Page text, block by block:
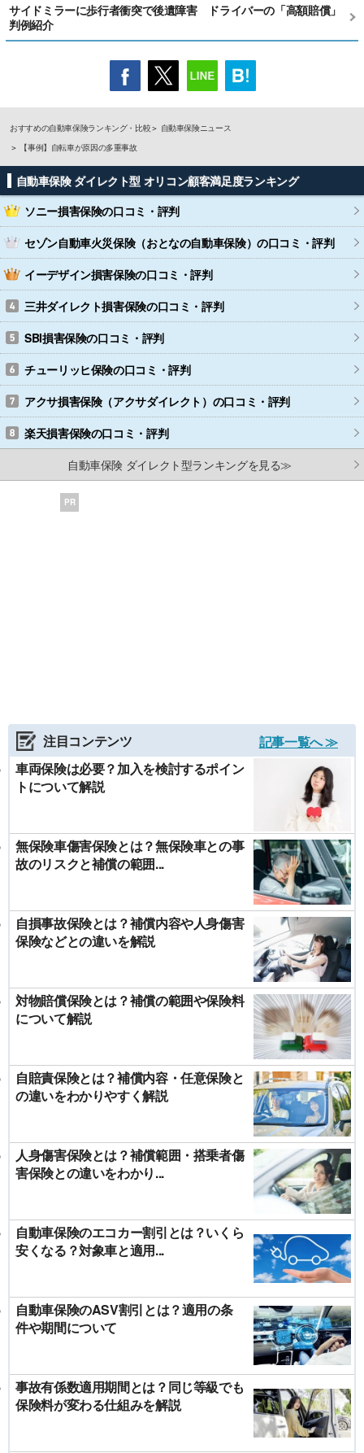
サイドミラーに歩行者衝突で後遺障害 ドライバーの「高額賠償」
判例紹介
おすすめの自動車保険ランキング・比較
自動車保険ニュース
【事例】自転車が原因の多重事故
自動車保険 ダイレクト型 オリコン顧客満足度ランキング
ソニー損害保険の口コミ・評判
セゾン自動車火災保険（おとなの自動車保険）の口コミ・評判
イーデザイン損害保険の口コミ・評判
三井ダイレクト損害保険の口コミ・評判
SBI損害保険の口コミ・評判
チューリッヒ保険の口コミ・評判
アクサ損害保険（アクサダイレクト） の口コミ・評判
楽天損害保険の口コミ・評判
自動車保険 ダイレクト型ランキングを見る≫
PR
注目コンテンツ
記事一覧へ ≫
車両保険は必要？加入を検討するポイン
トについて解説
無保険車傷害保険とは？無保険車との事
故のリスクと補償の範囲...
自損事故保険とは？補償内容や人身傷害
保険などとの違いを解説
対物賠償保険とは？補償の範囲や保険料
について解説
自賠責保険とは？補償内容・任意保険と
の違いをわかりやすく解説
人身傷害保険とは？補償範囲・搭乗者傷
害保険との違いをわかり...
自動車保険のエコカー割引とは？いくら
安くなる？対象車と適用...
自動車保険のASV割引とは？適用の条
件や期間について
事故有係数適用期間とは？同じ等級でも
保険料が変わる仕組みを解説